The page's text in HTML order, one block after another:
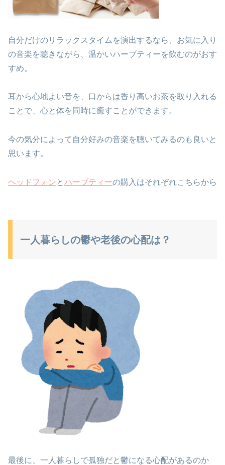
自分だけのリラックスタイムを演出するなら、お気に入り
の音楽を聴きながら、温かいハーブティーを飲むのがおす
すめ。
耳から心地よい音を、口からは香り高いお茶を取り入れる
ことで、心と体を同時に癒すことができます。
今の気分によって自分好みの音楽を聴いてみるのも良いと
思います。
ヘッドフォン とハーブティーの購入はそれぞれこちらから
一人暮らしの鬱や老後の心配は？
最後に、一人暮らしで孤独だと鬱になる心配があるのか